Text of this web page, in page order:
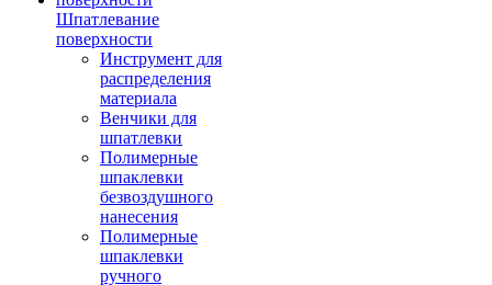
Шпатлевание
поверхности
Инструмент для
распределения
материала
Венчики для
шпатлевки
Полимерные
шпаклевки
безвоздушного
нанесения
Полимерные
шпаклевки
ручного